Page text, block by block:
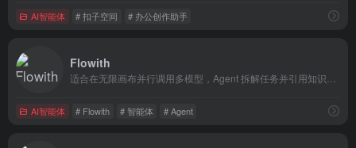
AI智能体 # 扣子空间 # 办公创作助手
Flowith
AI智能体 # Flowith # 智能体 # Agent